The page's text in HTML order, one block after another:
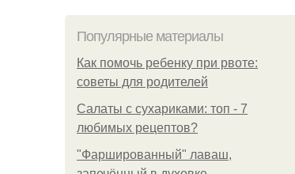
Популярные материалы
Как помочь ребенку при рвоте:
советы для родителей
Салаты с сухариками: топ - 7
любимых рецептов?
"Фаршированный" лаваш,